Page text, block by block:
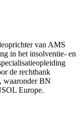
van AMS
in het insolventie- en
de rechtbank
waaronder BN
Europe.